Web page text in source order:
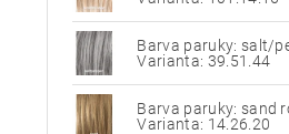
Barva paruky: salt/
Varianta: 39.51.44
Barva paruky: sand
Varianta: 14.26.20